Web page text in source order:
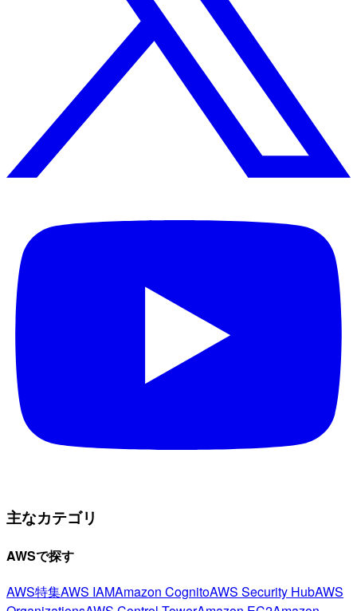
主なカテゴリ
AWSで探す
AWS特集AWS IAMAmazon CognitoAWS Security HubAWS